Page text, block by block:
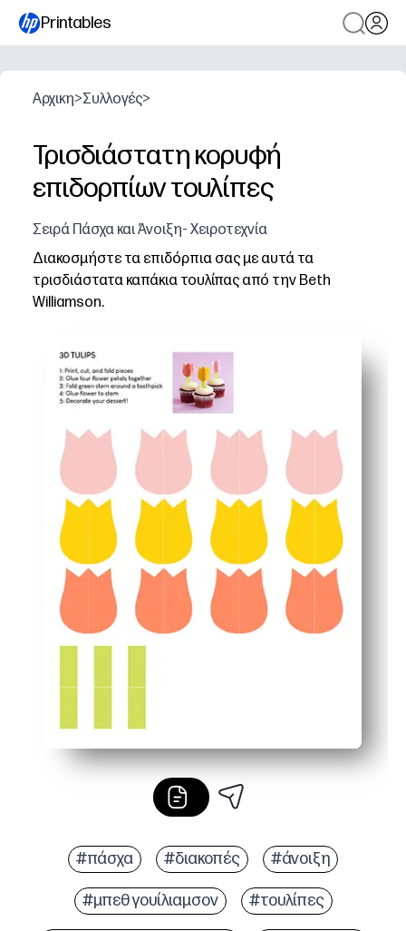
Printables
Αρχικη>Συλλογές>
Τρισδιάστατη κορυφή
επιδορπίων τουλίπες
Σειρά Πάσχα και Άνοιξη- Χειροτεχνία
Διακοσμήστε τα επιδόρπια σας με αυτά τα
τρισδιάστατα καπάκια τουλίπας από την Beth
Williamson.
Μετατρέπετε αμέσως τα cupcakes, τα κέικ και τους
Κρατάτε τα παιδιά αφοσιωμένα με μια γρήγορη,
#πάσχα #διακοπές #άνοιξη
#μπεθ γουίλιαμσον #τουλίπες